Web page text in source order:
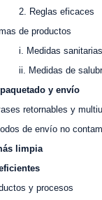
y envío
y
no
limpia
procesos